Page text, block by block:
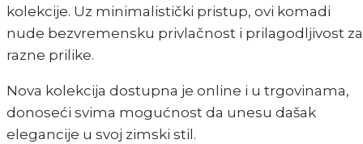
kolekcije. Uz minimalistički pristup, ovi komadi
nude bezvremensku privlačnost i prilagodljivost za
razne prilike.
Nova kolekcija dostupna je online i u trgovinama,
donoseći svima mogućnost da unesu dašak
elegancije u svoj zimski stil.